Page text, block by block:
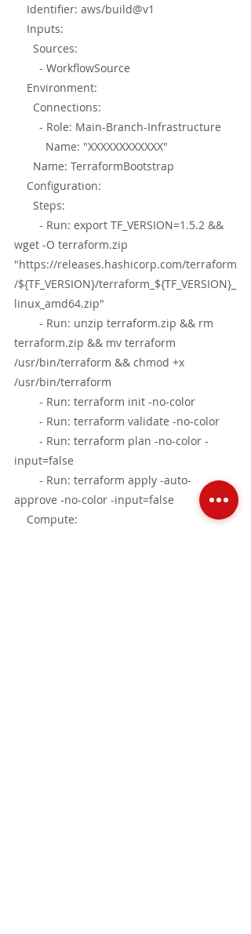
    Identifier: aws/build@v1
    Inputs:
      Sources:
        - WorkflowSource
    Environment:
      Connections:
        - Role: Main-Branch-Infrastructure
          Name: "XXXXXXXXXXXX"
      Name: TerraformBootstrap
    Configuration:
      Steps:
wget -O terraform.zip
"https://releases.hashicorp.com/terraform
/${TF_VERSION}/terraform_${TF_VERSION}_
linux_amd64.zip"
terraform.zip && mv terraform
/usr/bin/terraform && chmod +x
/usr/bin/terraform
        - Run: terraform init -no-color
        - Run: terraform validate -no-color
input=false
approve -no-color -input=false
    Compute: